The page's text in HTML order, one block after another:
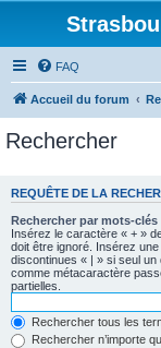
FAQ
Accueil du forum
Rechercher
REQUÊTE DE LA
Rechercher par mots-clés
Insérez le caractère « + »
doit être ignoré. Insérez
discontinues « | » si seul
comme métacaractère
partielles.
Rechercher tous les
Rechercher n’importe